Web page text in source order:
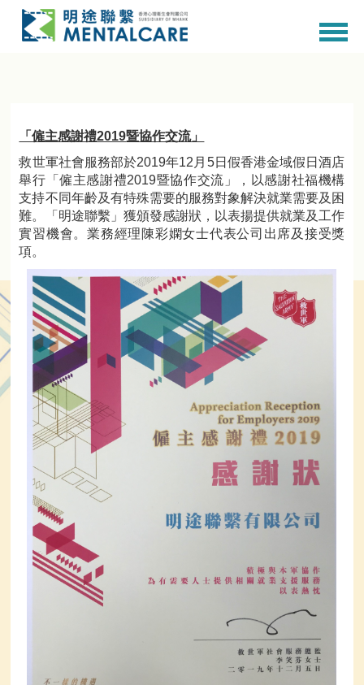
「僱主感謝禮2019暨協作交流」
救世軍社會服務部於2019年12月5日假香港金域假日酒店
舉行「僱主感謝禮2019暨協作交流」，以感謝社福機構
支持不同年齡及有特殊需要的服務對象解決就業需要及困
難。「明途聯繫」獲頒發感謝狀，以表揚提供就業及工作
實習機會。業務經理陳彩嫻女士代表公司出席及接受獎
項。